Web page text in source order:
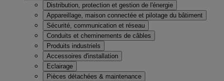
Distribution, protection et gestion de l'énergie
Appareillage, maison connectée et pilotage du bâtiment
Sécurité, communication et réseau
Conduits et cheminements de câbles
Produits industriels
Accessoires d'installation
Eclairage
Pièces détachées & maintenance